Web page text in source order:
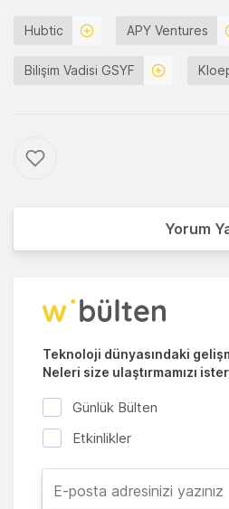
Hubtic APY Ventures
Bilişim Vadisi GSYF
Yorum
Teknoloji dünyasındaki
Neleri size ulaştırmamızı
Günlük Bülten
Etkinlikler